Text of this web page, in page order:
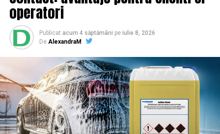
ninsorile? | BrailaMEA
operatori
Publicat acum 4 săptămâni pe iulie 8, 2026
De AlexandraM